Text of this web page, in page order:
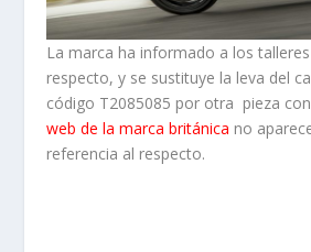
La marca ha informado a los
respecto, y se sustituye la leva del
código T2085085 por otra pieza
web de la marca británica no
referencia al respecto.